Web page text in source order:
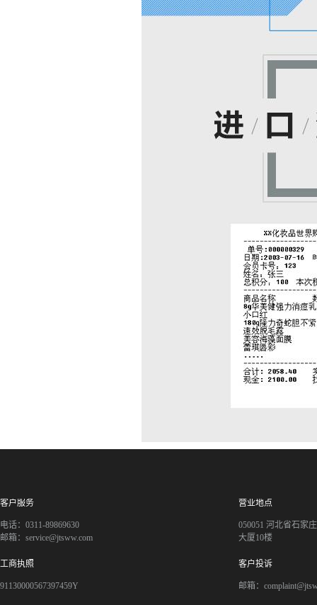
客户服务
电话：0311-89869630
邮箱：service@jtsww.com
营业地点
050051 河北省石家
大厦10楼
工商执照
91130000567397459Y
客户投诉
邮箱：